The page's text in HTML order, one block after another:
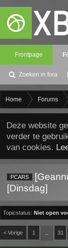
Frontpage
Zoeken in fora
Home Forums
Deze website
verder te
van cookies.
PCARS
[Dinsdag]
Topicstatus: Niet open
< Vorige 1 ← 31